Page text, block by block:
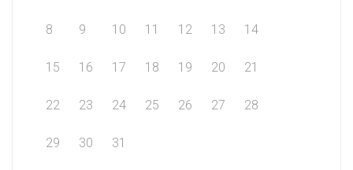
8 9 10 11 12 13 14
15 16 17 18 19 20 21
22 23 24 25 26 27 28
29 30 31